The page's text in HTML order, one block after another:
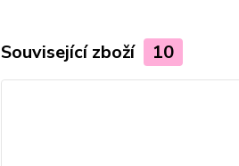
Související zboží 10